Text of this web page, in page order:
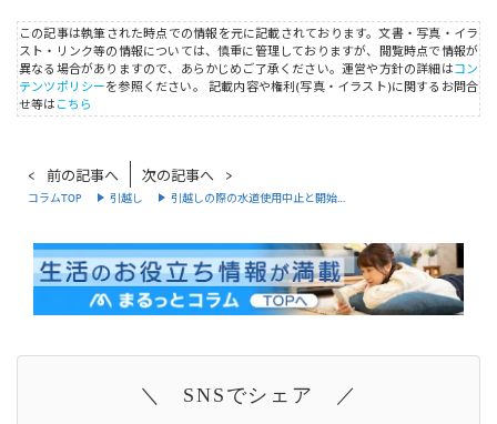
この記事は執筆された時点での情報を元に記載されております。文書・写真・イラ
スト・リンク等の情報については、慎重に管理しておりますが、閲覧時点で情報が
異なる場合がありますので、あらかじめご了承ください。運営や方針の詳細はコン
テンツポリシーを参照ください。
記載内容や権利(写真・イラスト)に関するお問合
せ等はこちら
前の記事へ 次の記事へ
コラムTOP 引越し 引越しの際の水道使用中止と開始…
＼ SNSでシェア ／